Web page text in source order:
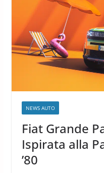
NEWS AUTO
Fiat Grande
Ispirata alla
’80